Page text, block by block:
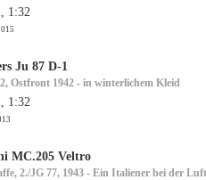
1:32
Ju 87 D-1
Ostfront 1942 - in winterlichem Kleid
1:32
MC.205 Veltro
2./JG 77, 1943 - Ein Italiener bei der